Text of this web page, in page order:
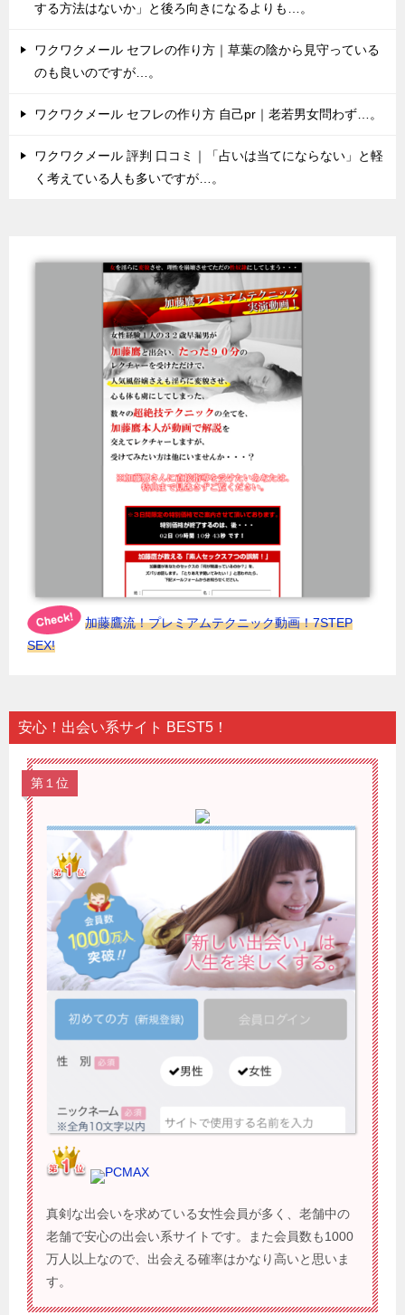
する方法はないか」と後ろ向きになるよりも…。
ワクワクメール セフレの作り方｜草葉の陰から見守っている
のも良いのですが…。
ワクワクメール セフレの作り方 自己pr｜老若男女問わず…。
ワクワクメール 評判 口コミ｜「占いは当てにならない」と軽
く考えている人も多いですが…。
加藤鷹流！プレミアムテクニック動画！7STEP
SEX!
安心！出会い系サイト BEST5！
第１位
PCMAX
真剣な出会いを求めている女性会員が多く、老舗中の
老舗で安心の出会い系サイトです。また会員数も1000
万人以上なので、出会える確率はかなり高いと思いま
す。